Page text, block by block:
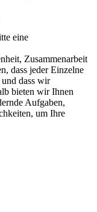
eine
Zusammenarbeit
dass jeder Einzelne
dass wir
bieten wir Ihnen
Aufgaben,
um Ihre